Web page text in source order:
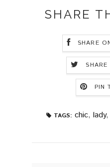
SHARE
SHARE
PIN
TAGS: chic, lady,